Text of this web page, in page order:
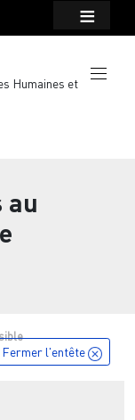
Humaines et
au
Fermer l'entête